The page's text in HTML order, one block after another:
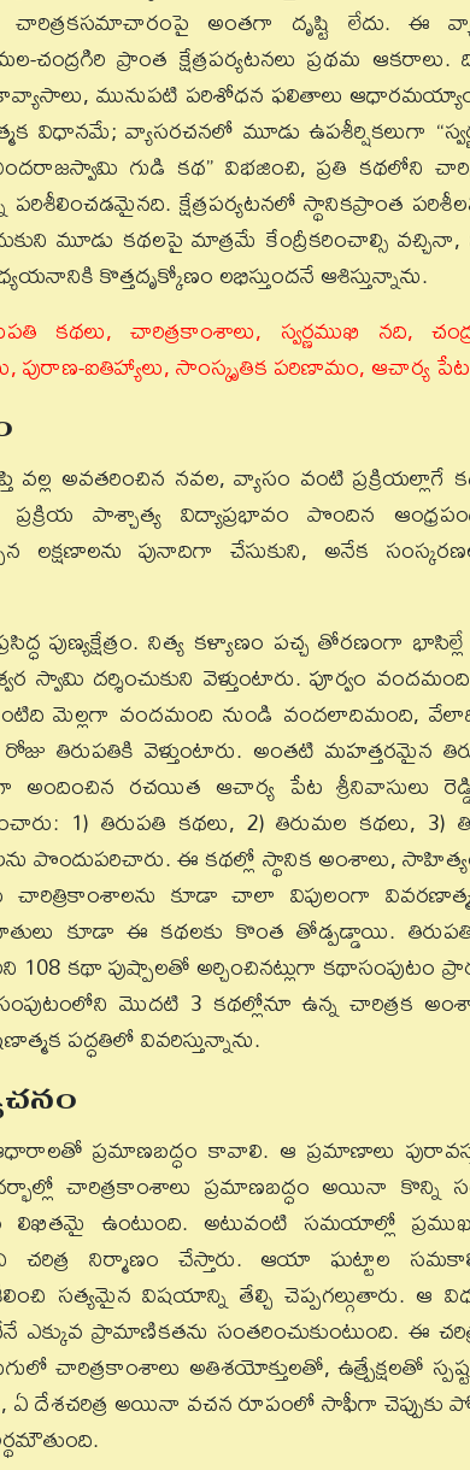
అంతగా దృష్టి లేదు. ఈ
చంద్రగిరి ప్రాంత క్షేత్రపర్యటనలు ప్రథమ
మునుపటి పరిశోధన ఫలితాలు
విధానమే; వ్యాసరచనలో మూడు ఉపశీర్షికలుగా
గుడి కథ” విభజించి, ప్రతి కథలోని
క్షేత్రపర్యటనలో స్థానికప్రాంత
మూడు కథలపై మాత్రమే కేంద్రీకరించాల్సి
కొత్తదృక్కోణం లభిస్తుందనే ఆశిస్తున్నాను.
కథలు, చారిత్రకాంశాలు, స్వర్ణముఖి నది,
ఐతిహ్యాలు, సాంస్కృతిక పరిణామం, ఆచార్య పేట
వల్ల అవతరించిన నవల, వ్యాసం వంటి
పాశ్చాత్య విద్యాప్రభావం పొందిన
లక్షణాలను పునాదిగా చేసుకుని, అనేక
పుణ్యక్షేత్రం. నిత్య కళ్యాణం పచ్చ తోరణంగా
స్వామి దర్శించుకుని వెళ్తుంటారు. పూర్వం
మెల్లగా వందమంది నుండి వందలాదిమంది,
రోజు తిరుపతికి వెళ్తుంటారు. అంతటి మహత్తరమైన
అందించిన రచయిత ఆచార్య పేట శ్రీనివాసులు
1) తిరుపతి కథలు, 2) తిరుమల కథలు, 3)
పొందుపరిచారు. ఈ కథల్లో స్థానిక అంశాలు,
కూడా చాలా విపులంగా
కూడా ఈ కథలకు కొంత తోడ్పడ్డాయి.
కథా పుష్పాలతో అర్చించినట్లుగా కథాసంపుటం
మొదటి 3 కథల్లోనూ ఉన్న చారిత్రక
పద్ధతిలో వివరిస్తున్నాను.
ప్రమాణబద్ధం కావాలి. ఆ ప్రమాణాలు
చారిత్రకాంశాలు ప్రమాణబద్ధం అయినా కొన్ని
ఉంటుంది. అటువంటి సమయాల్లో ప్రముఖ
చరిత్ర నిర్మాణం చేస్తారు. ఆయా ఘట్టాల
సత్యమైన విషయాన్ని తేల్చి చెప్పగల్గుతారు. ఆ
ప్రామాణికతను సంతరించుకుంటుంది. ఈ
చారిత్రకాంశాలు అతిశయోక్తులతో, ఉత్ప్రేక్షలతో
దేశచరిత్ర అయినా వచన రూపంలో సాఫీగా చెప్పుకు